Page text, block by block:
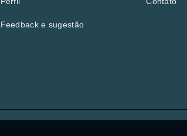
Feedback e sugestão